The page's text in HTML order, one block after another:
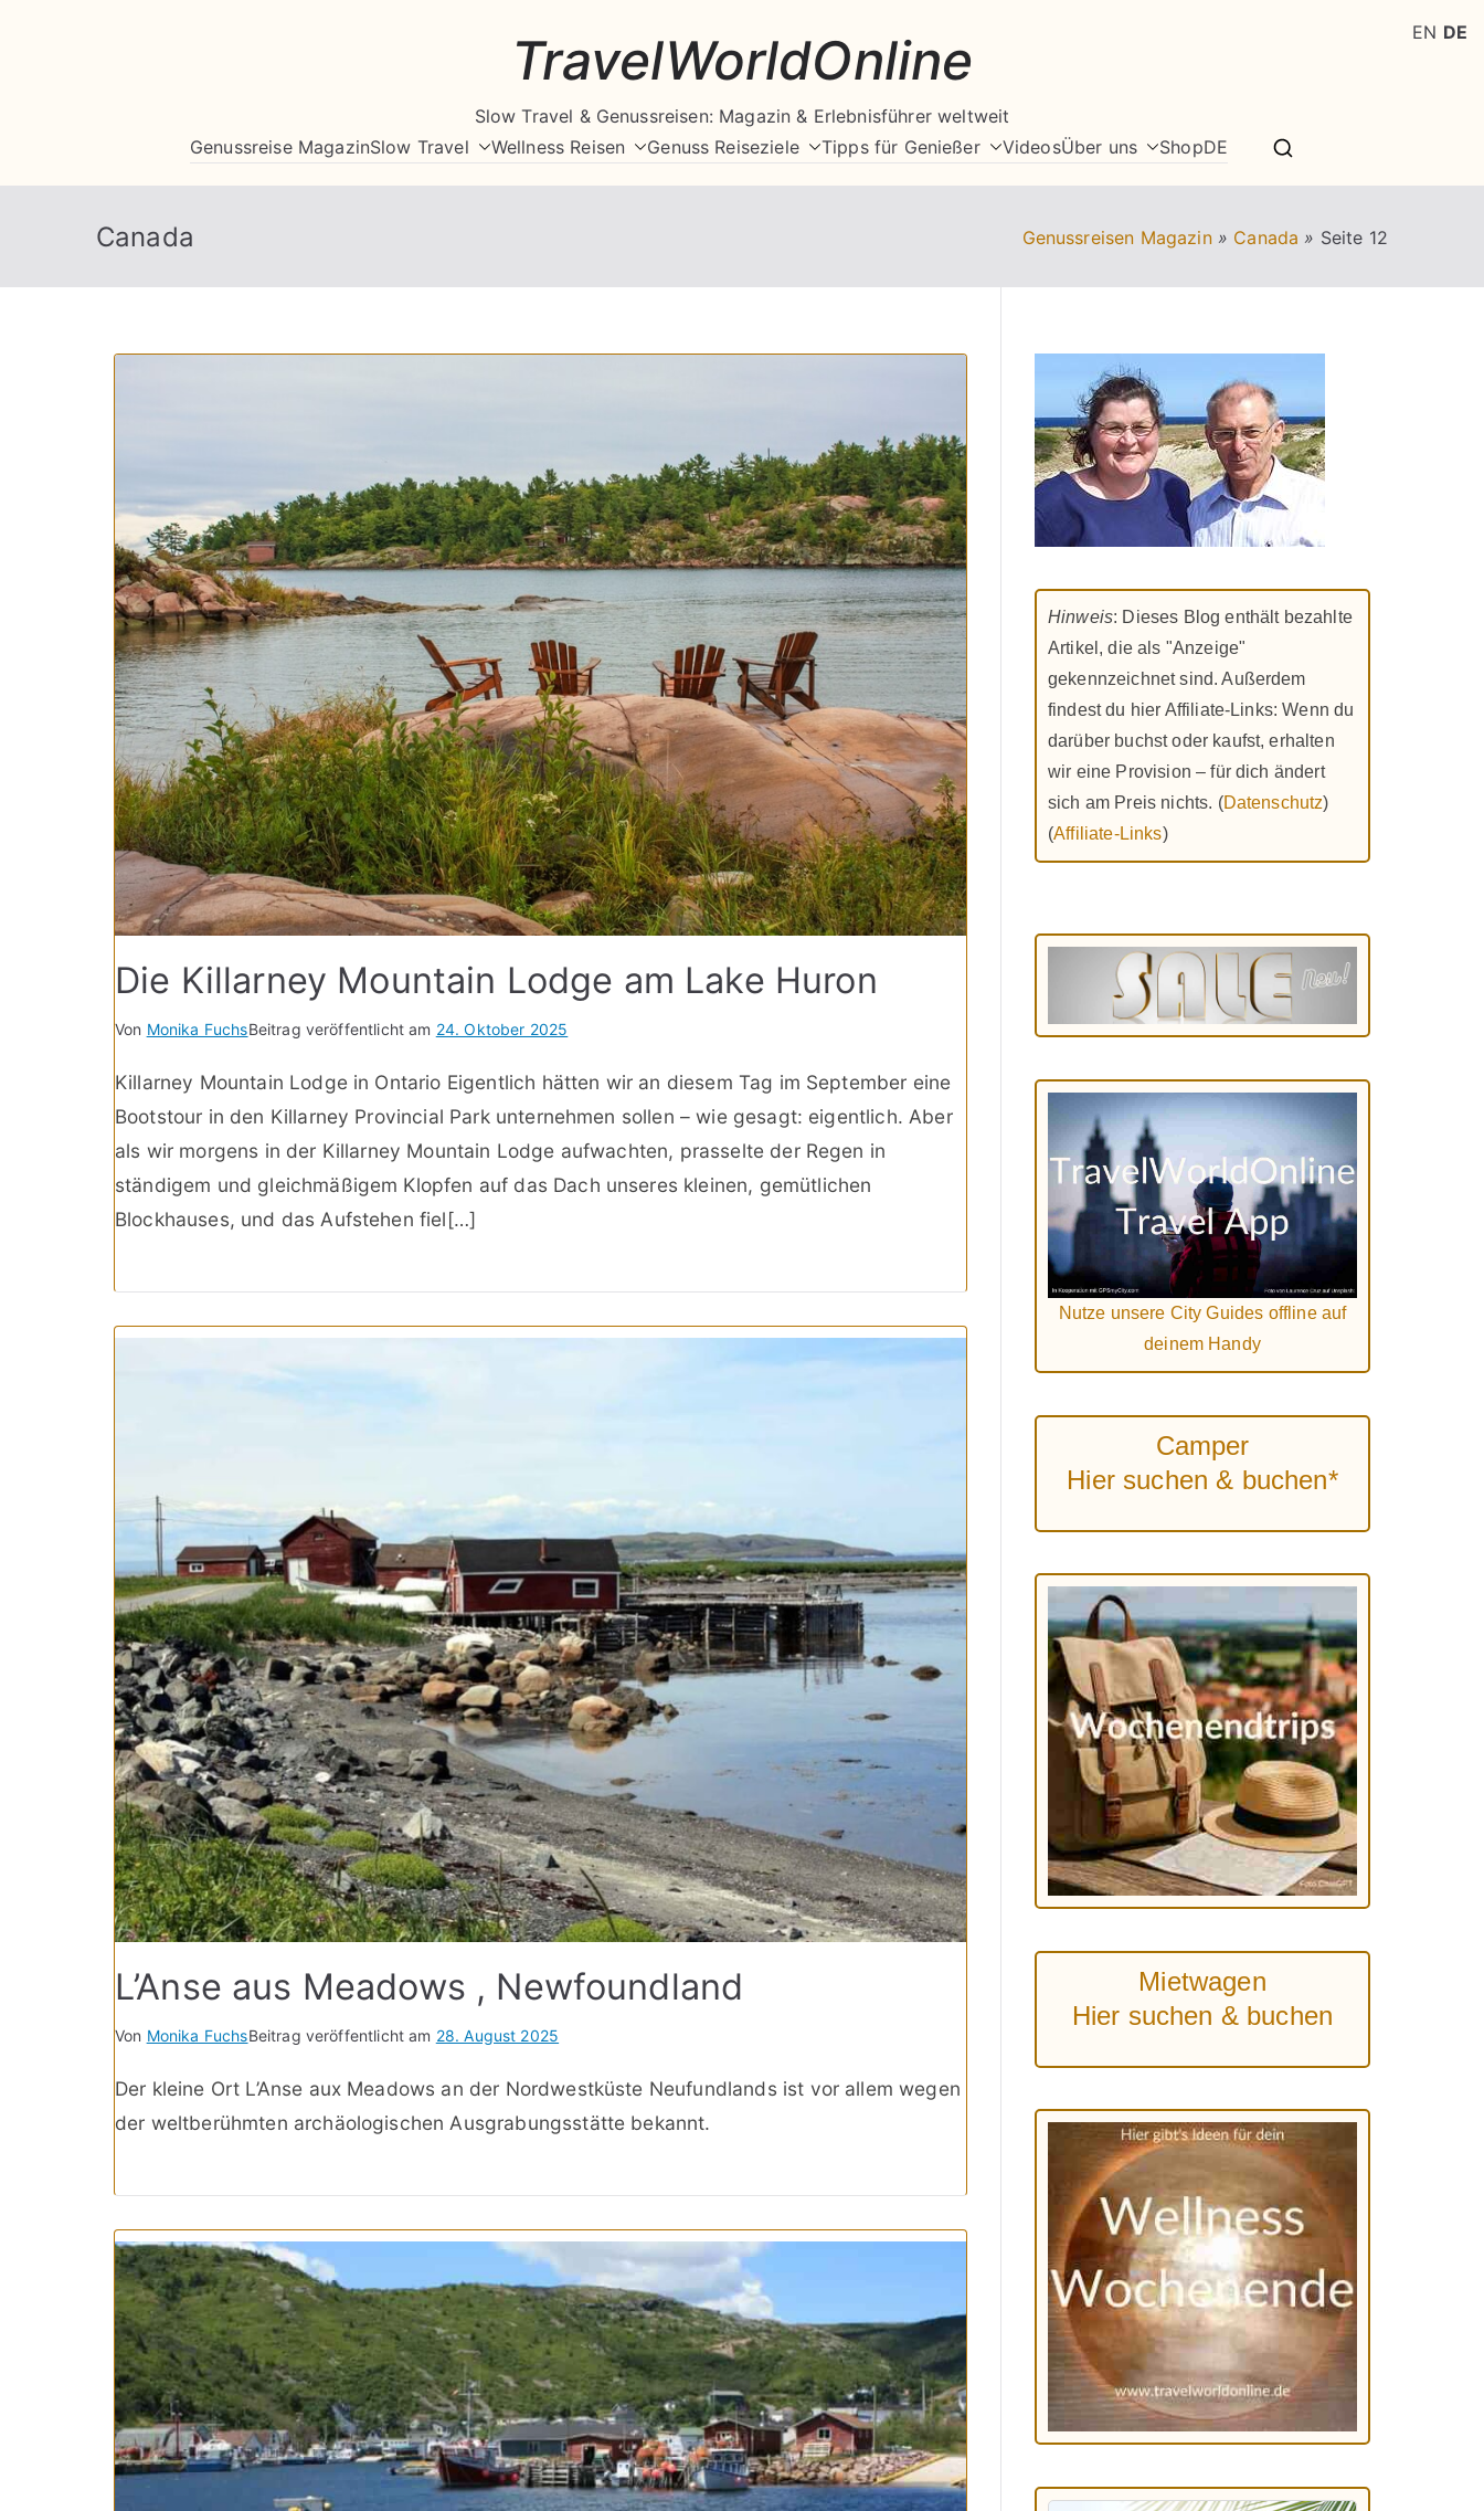
TravelWorldOnline
Slow Travel & Genussreisen: Magazin & Erlebnisführer weltweit
Genussreise MagazinSlow Travel Wellness Reisen Genuss Reiseziele Tipps für Genießer VideosÜber uns ShopDE
Canada Genussreisen Magazin » Canada » Seite 12
Die Killarney Mountain Lodge am Lake Huron
Von Monika FuchsBeitrag veröffentlicht am 24. Oktober 2025
Killarney Mountain Lodge in Ontario Eigentlich hätten wir an diesem Tag im September eine
Bootstour in den Killarney Provincial Park unternehmen sollen – wie gesagt: eigentlich. Aber
als wir morgens in der Killarney Mountain Lodge aufwachten, prasselte der Regen in
ständigem und gleichmäßigem Klopfen auf das Dach unseres kleinen, gemütlichen
Blockhauses, und das Aufstehen fiel[…]
L’Anse aus Meadows , Newfoundland
Von Monika FuchsBeitrag veröffentlicht am 28. August 2025
Der kleine Ort L’Anse aux Meadows an der Nordwestküste Neufundlands ist vor allem wegen
der weltberühmten archäologischen Ausgrabungsstätte bekannt.
Hinweis: Dieses Blog enthält bezahlte
Artikel, die als "Anzeige"
gekennzeichnet sind. Außerdem
findest du hier Affiliate-Links: Wenn du
darüber buchst oder kaufst, erhalten
wir eine Provision – für dich ändert
sich am Preis nichts. (Datenschutz)
(Affiliate-Links)
Nutze unsere City Guides offline auf
deinem Handy
Camper
Hier suchen & buchen*
Mietwagen
Hier suchen & buchen
EN DE